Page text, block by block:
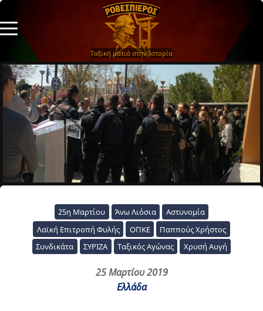
Ταξική ματιά στην Ιστορία
25η Μαρτίου Άνω Λιόσια
Αστυνομία
Λαϊκή Επιτροπή Φυλής
ΟΠΚΕ
Παππούς Χρήστος
Συνδικάτα
ΣΥΡΙΖΑ Ταξικός Αγώνας Χρυσή Αυγή
25 Μαρτίου 2019
Ελλάδα